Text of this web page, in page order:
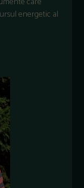
energetic al